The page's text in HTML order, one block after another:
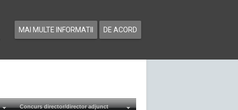
MAI MULTE INFORMATII DE ACORD
Concurs director/director adjunct